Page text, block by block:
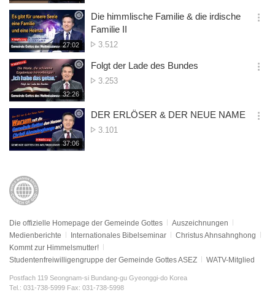
생
시
간
기
재
생
시
간
27:02
Die himmlische Familie & die irdische
Familie II
Zugriffsanzahl
3.512
옵
기
재
생
시
간
32:26
Folgt der Lade des Bundes
Zugriffsanzahl
3.253
옵
기
재
생
37:06
DER ERLÖSER & DER NEUE NAME
Zugriffsanzahl
3.101
옵
Die offizielle Homepage der Gemeinde Gottes
Auszeichnungen
Medienberichte
Internationales Bibelseminar
Christus Ahnsahnghong
Kommt zur Himmelsmutter!
Studentenfreiwilligengruppe der Gemeinde Gottes ASEZ
WATV-Mitglied
Postfach 119 Seongnam-si Bundang-gu Gyeonggi-do Korea
Tel.: 031-738-5999 Fax: 031-738-5998